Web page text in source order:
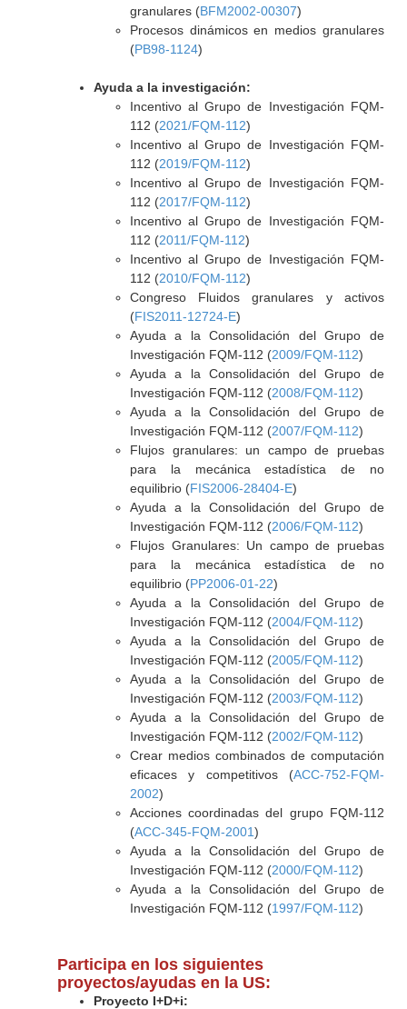
granulares (BFM2002-00307)
Procesos dinámicos en medios granulares
(PB98-1124)
Ayuda a la investigación:
Incentivo al Grupo de Investigación FQM-
112 (2021/FQM-112)
Incentivo al Grupo de Investigación FQM-
112 (2019/FQM-112)
Incentivo al Grupo de Investigación FQM-
112 (2017/FQM-112)
Incentivo al Grupo de Investigación FQM-
112 (2011/FQM-112)
Incentivo al Grupo de Investigación FQM-
112 (2010/FQM-112)
Congreso Fluidos granulares y activos
(FIS2011-12724-E)
Ayuda a la Consolidación del Grupo de
Investigación FQM-112 (2009/FQM-112)
Ayuda a la Consolidación del Grupo de
Investigación FQM-112 (2008/FQM-112)
Ayuda a la Consolidación del Grupo de
Investigación FQM-112 (2007/FQM-112)
Flujos granulares: un campo de pruebas
para la mecánica estadística de no
equilibrio (FIS2006-28404-E)
Ayuda a la Consolidación del Grupo de
Investigación FQM-112 (2006/FQM-112)
Flujos Granulares: Un campo de pruebas
para la mecánica estadística de no
equilibrio (PP2006-01-22)
Ayuda a la Consolidación del Grupo de
Investigación FQM-112 (2004/FQM-112)
Ayuda a la Consolidación del Grupo de
Investigación FQM-112 (2005/FQM-112)
Ayuda a la Consolidación del Grupo de
Investigación FQM-112 (2003/FQM-112)
Ayuda a la Consolidación del Grupo de
Investigación FQM-112 (2002/FQM-112)
Crear medios combinados de computación
eficaces y competitivos (ACC-752-FQM-
2002)
Acciones coordinadas del grupo FQM-112
(ACC-345-FQM-2001)
Ayuda a la Consolidación del Grupo de
Investigación FQM-112 (2000/FQM-112)
Ayuda a la Consolidación del Grupo de
Investigación FQM-112 (1997/FQM-112)
Participa en los siguientes
proyectos/ayudas en la US:
Proyecto I+D+i: